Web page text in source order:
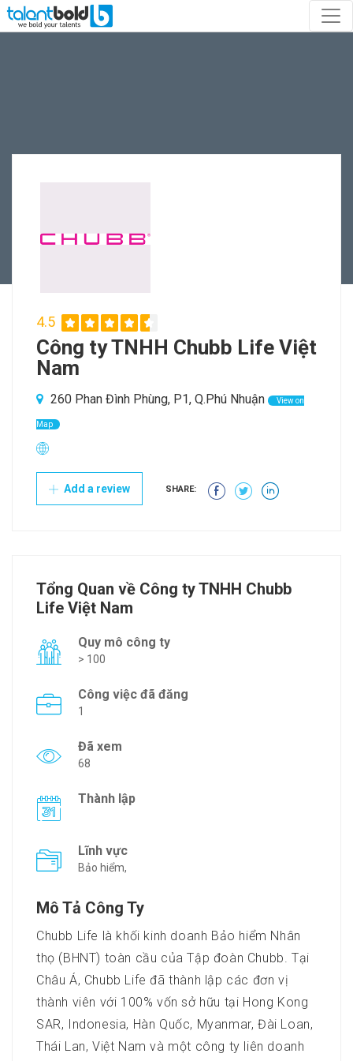
4.5
Công ty TNHH Chubb Life Việt
Nam
260 Phan Đình Phùng, P1, Q.Phú Nhuận View on
Map
Add a review SHARE:
Tổng Quan về Công ty TNHH Chubb
Life Việt Nam
Quy mô công ty
> 100
Công việc đã đăng
1
Đã xem
68
Thành lập
Lĩnh vực
Bảo hiểm,
Mô Tả Công Ty
Chubb Life là khối kinh doanh Bảo hiểm Nhân
thọ (BHNT) toàn cầu của Tập đoàn Chubb. Tại
Châu Á, Chubb Life đã thành lập các đơn vị
thành viên với 100% vốn sở hữu tại Hong Kong
SAR, Indonesia, Hàn Quốc, Myanmar, Đài Loan,
Thái Lan, Việt Nam và một công ty liên doanh